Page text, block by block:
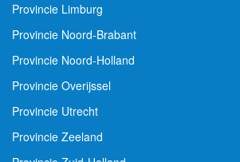
Provincie Limburg
Provincie Noord-Brabant
Provincie Noord-Holland
Provincie Overijssel
Provincie Utrecht
Provincie Zeeland